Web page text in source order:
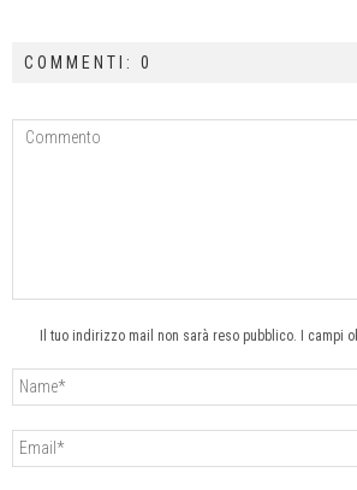
COMMENTI: 0
Il tuo indirizzo mail non sarà reso pubblico. I campi